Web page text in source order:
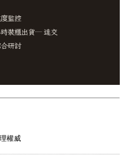
權威